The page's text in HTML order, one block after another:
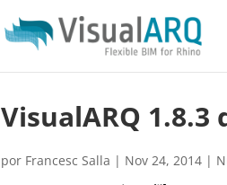
VisualARQ 1.8.3
por Francesc Salla | Nov 24, 2014 |